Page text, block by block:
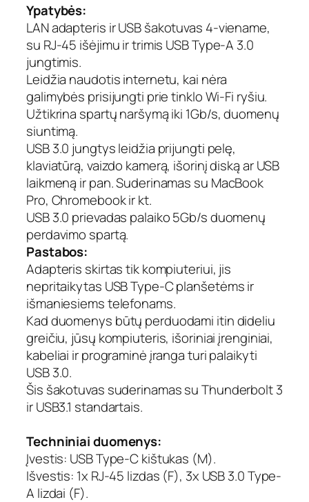
d
a
p
t
e
r
i
s
C
H
O
E
T
E
C
H
U
S
B
T
y
p
e
-
C
–
1
R
J
-
4
Ypatybės:
LAN adapteris ir USB šakotuvas 4-viename,
su RJ-45 išėjimu ir trimis USB Type-A 3.0
jungtimis.
Leidžia naudotis internetu, kai nėra
galimybės prisijungti prie tinklo Wi-Fi ryšiu.
Užtikrina spartų naršymą iki 1Gb/s, duomenų
siuntimą.
USB 3.0 jungtys leidžia prijungti pelę,
klaviatūrą, vaizdo kamerą, išorinį diską ar USB
laikmeną ir pan. Suderinamas su MacBook
Pro, Chromebook ir kt.
USB 3.0 prievadas palaiko 5Gb/s duomenų
perdavimo spartą.
Pastabos:
Adapteris skirtas tik kompiuteriui, jis
nepritaikytas USB Type-C planšetėms ir
išmaniesiems telefonams.
Kad duomenys būtų perduodami itin dideliu
greičiu, jūsų kompiuteris, išoriniai įrenginiai,
kabeliai ir programinė įranga turi palaikyti
USB 3.0.
Šis šakotuvas suderinamas su Thunderbolt 3
ir USB3.1 standartais.
Techniniai duomenys:
Įvestis: USB Type-C kištukas (M).
Išvestis: 1x RJ-45 lizdas (F), 3x USB 3.0 Type-
A lizdai (F).